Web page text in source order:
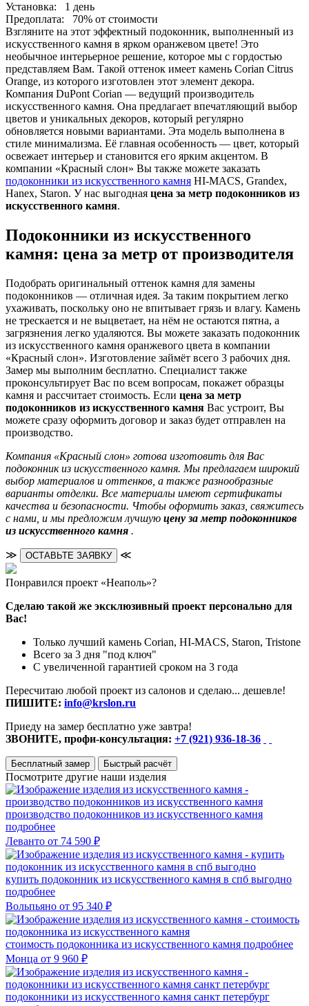
Установка:
1 день
Предоплата:
70% от стоимости
Взгляните на этот эффектный подоконник, выполненный из
искусственного камня в ярком оранжевом цвете! Это
необычное интерьерное решение, которое мы с гордостью
представляем Вам. Такой оттенок имеет камень Corian Citrus
Orange, из которого изготовлен этот элемент декора.
Компания DuPont Corian — ведущий производитель
искусственного камня. Она предлагает впечатляющий выбор
цветов и уникальных декоров, который регулярно
обновляется новыми вариантами. Эта модель выполнена в
стиле минимализма. Её главная особенность — цвет, который
освежает интерьер и становится его ярким акцентом. В
компании «Красный слон» Вы также можете заказать
подоконники из искусственного камня HI-MACS, Grandex,
Hanex, Staron. У нас выгодная цена за метр подоконников из
искусственного камня.
Подоконники из искусственного
камня: цена за метр от производителя
Подобрать оригинальный оттенок камня для замены
подоконников — отличная идея. За таким покрытием легко
ухаживать, поскольку оно не впитывает грязь и влагу. Камень
не трескается и не выцветает, на нём не остаются пятна, а
загрязнения легко удаляются. Вы можете заказать подоконник
из искусственного камня оранжевого цвета в компании
«Красный слон». Изготовление займёт всего 3 рабочих дня.
Замер мы выполним бесплатно. Специалист также
проконсультирует Вас по всем вопросам, покажет образцы
камня и рассчитает стоимость. Если цена за метр
подоконников из искусственного камня Вас устроит, Вы
можете сразу оформить договор и заказ будет отправлен на
производство.
Компания «Красный слон» готова изготовить для Вас
подоконник из искусственного камня. Мы предлагаем широкий
выбор материалов и оттенков, а также разнообразные
варианты отделки. Все материалы имеют сертификаты
качества и безопасности. Чтобы оформить заказ, свяжитесь
с нами, и мы предложим лучшую цену за метр подоконников
из искусственного камня .
≫ ОСТАВЬТЕ ЗАЯВКУ ≪
Понравился проект «Неаполь»?
Сделаю такой же эксклюзивный проект персонально для
Вас!
Только лучший камень Corian, HI-MACS, Staron, Tristone
Всего за 3 дня "под ключ"
С увеличенной гарантией сроком на 3 года
Пересчитаю любой проект из салонов и сделаю... дешевле!
ПИШИТЕ: info@krslon.ru
Приеду на замер бесплатно уже завтра!
ЗВОНИТЕ, профи-консультация: +7 (921) 936-18-36
Бесплатный замер Быстрый расчёт
Посмотрите другие наши изделия
производство подоконников из искусственного камня
подробнее
Леванто от 74 590 ₽
купить подоконник из искусственного камня в спб выгодно
подробнее
Вольпьяно от 95 340 ₽
стоимость подоконника из искусственного камня подробнее
Монца от 9 960 ₽
подоконники из искусственного камня санкт петербург